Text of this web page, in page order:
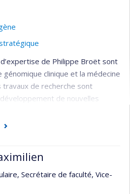
de Philippe Broët sont
génomique clinique et la médecine
travaux de recherche sont
de nouvelles
adaptées aux études de
les maladies multifactorielles.
également à l’Université
Saclay.Secrétaire de faculté, Vice-